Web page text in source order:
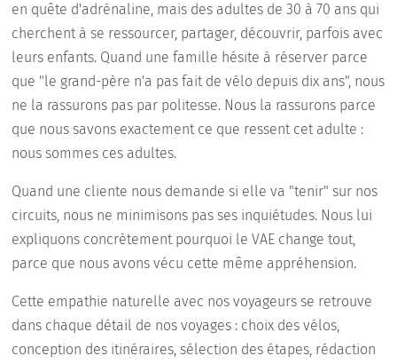
en quête d'adrénaline, mais des adultes de 30 à 70 ans qui
cherchent à se ressourcer, partager, découvrir, parfois avec
leurs enfants. Quand une famille hésite à réserver parce
que "le grand-père n'a pas fait de vélo depuis dix ans", nous
ne la rassurons pas par politesse. Nous la rassurons parce
que nous savons exactement ce que ressent cet adulte :
nous sommes ces adultes.
Quand une cliente nous demande si elle va "tenir" sur nos
circuits, nous ne minimisons pas ses inquiétudes. Nous lui
expliquons concrètement pourquoi le VAE change tout,
parce que nous avons vécu cette même appréhension.
Cette empathie naturelle avec nos voyageurs se retrouve
dans chaque détail de nos voyages : choix des vélos,
conception des itinéraires, sélection des étapes, rédaction